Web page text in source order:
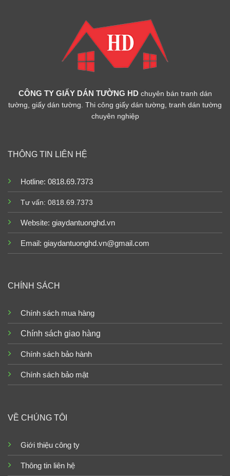
CÔNG TY GIẤY DÁN TƯỜNG HD chuyên bán tranh dán
tường, giấy dán tường. Thi công giấy dán tường, tranh dán tường
chuyên nghiệp
THÔNG TIN LIÊN HỆ
Hotline: 0818.69.7373
Tư vấn: 0818.69.7373
Website: giaydantuonghd.vn
Email: giaydantuonghd.vn@gmail.com
CHÍNH SÁCH
Chính sách mua hàng
Chính sách giao hàng
Chính sách bảo hành
Chính sách bảo mật
VỀ CHÚNG TÔI
Giới thiệu công ty
Thông tin liên hệ